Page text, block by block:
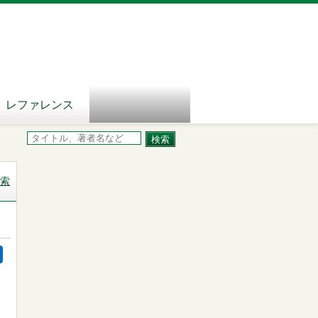
レファレンス